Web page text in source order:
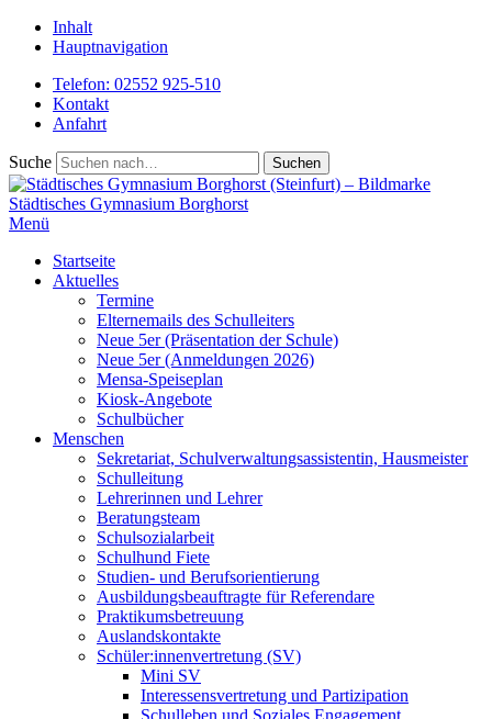
Inhalt
Hauptnavigation
Telefon: 02552 925-510
Kontakt
Anfahrt
Suche
Städtisches Gymnasium Borghorst
Menü
Startseite
Aktuelles
Termine
Elternemails des Schulleiters
Neue 5er (Präsentation der Schule)
Neue 5er (Anmeldungen 2026)
Mensa-Speiseplan
Kiosk-Angebote
Schulbücher
Menschen
Sekretariat, Schulverwaltungsassistentin, Hausmeister
Schulleitung
Lehrerinnen und Lehrer
Beratungsteam
Schulsozialarbeit
Schulhund Fiete
Studien- und Berufsorientierung
Ausbildungsbeauftragte für Referendare
Praktikumsbetreuung
Auslandskontakte
Schüler:innenvertretung (SV)
Mini SV
Interessensvertretung und Partizipation
Schulleben und Soziales Engagement